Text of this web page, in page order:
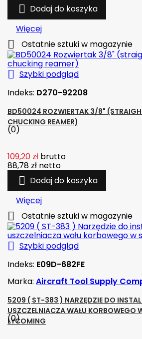
 Dodaj do koszyka
Więcej
 Ostatnie sztuki w magazynie
 Szybki podgląd
Indeks: D270-92208
BD50024 ROZWIERTAK 3/8"
CHUCKING REAMER)
(0)
109,20 zł brutto
88,78 zł netto
 Dodaj do koszyka
Więcej
 Ostatnie sztuki w magazynie
 Szybki podgląd
Indeks: E09D-682FE
Marka: Aircraft Tool Supply
5209 ( ST-383 ) NARZĘDZIE DO
USZCZELNIACZA WAŁU KORBOWEGO
LYCOMING
(0)